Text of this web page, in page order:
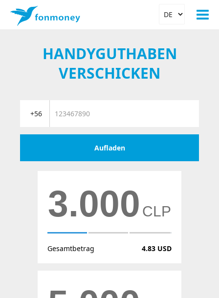
HANDYGUTHABEN
VERSCHICKEN
Aufladen
3.000 CLP
Gesamtbetrag 4.83 USD